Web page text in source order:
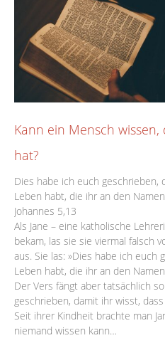
Kann ein Mensch wissen,
hat?
Dies habe ich euch geschrieben,
Leben habt, die ihr an den
Johannes 5,13
Als Jane – eine katholische
bekam, las sie sie viermal falsch
aus. Sie las: »Dies habe ich euch
Leben habt, die ihr an den
Der Vers fängt aber tatsächlich
geschrieben, damit ihr wisst,
Seit ihrer Kindheit brachte man
niemand wissen kann…